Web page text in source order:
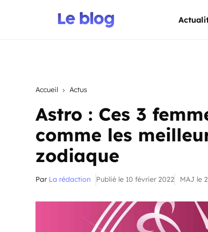
Accueil Actus
Astro : Ces 3
comme les
zodiaque
Par La rédaction Publié le 10 février 2022 MAJ le